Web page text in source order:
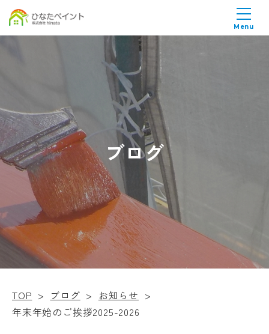
Menu
ブログ
TOP > ブログ > お知らせ >
年末年始のご挨拶2025-2026